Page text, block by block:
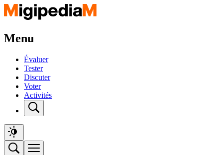
Menu
Évaluer
Tester
Discuter
Voter
Activités